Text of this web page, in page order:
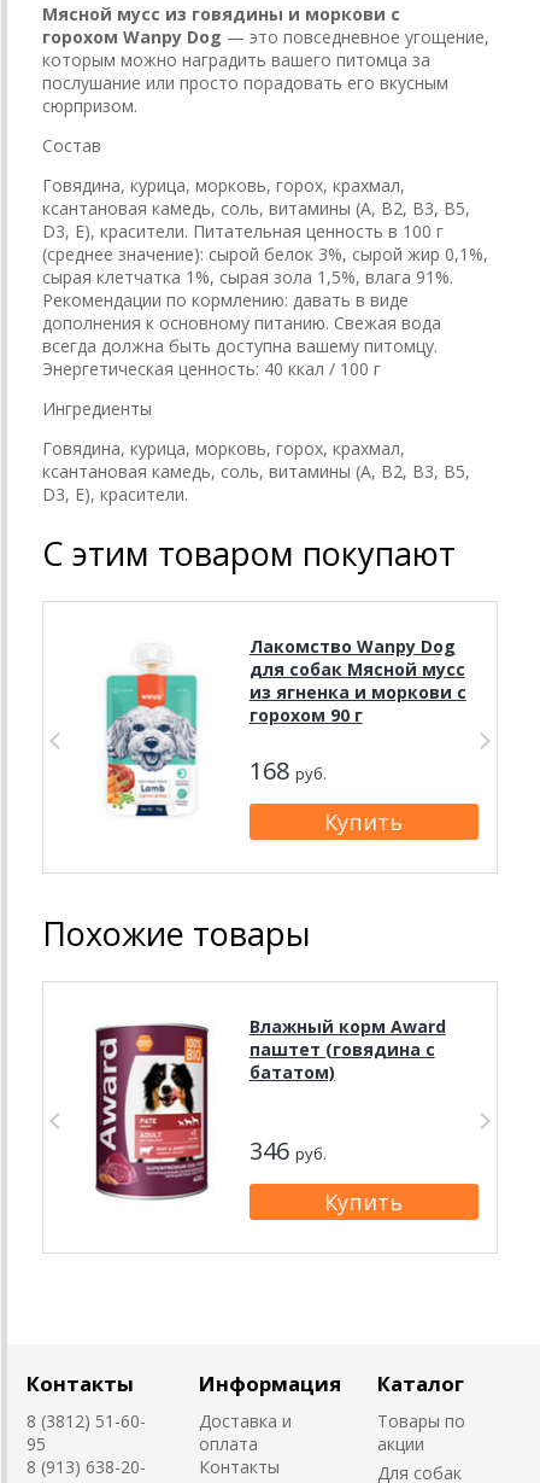
Мясной мусс из говядины и моркови с
горохом Wanpy Dog — это повседневное угощение,
которым можно наградить вашего питомца за
послушание или просто порадовать его вкусным
сюрпризом.
Состав
Говядина, курица, морковь, горох, крахмал,
ксантановая камедь, соль, витамины (А, В2, В3, В5,
D3, Е), красители. Питательная ценность в 100 г
(среднее значение): сырой белок 3%, сырой жир 0,1%,
сырая клетчатка 1%, сырая зола 1,5%, влага 91%.
Рекомендации по кормлению: давать в виде
дополнения к основному питанию. Свежая вода
всегда должна быть доступна вашему питомцу.
Энергетическая ценность: 40 ккал / 100 г
Ингредиенты
Говядина, курица, морковь, горох, крахмал,
ксантановая камедь, соль, витамины (А, В2, В3, В5,
D3, Е), красители.
С этим товаром покупают
Лакомство Wanpy Dog
для собак Мясной мусс
из ягненка и моркови с
горохом 90 г
168 руб.
Похожие товары
Влажный корм Award
паштет (говядина с
бататом)
346 руб.
Контакты
8 (3812) 51-60-
95
8 (913) 638-20-
Информация
Доставка и
оплата
Контакты
Каталог
Товары по
акции
Для собак